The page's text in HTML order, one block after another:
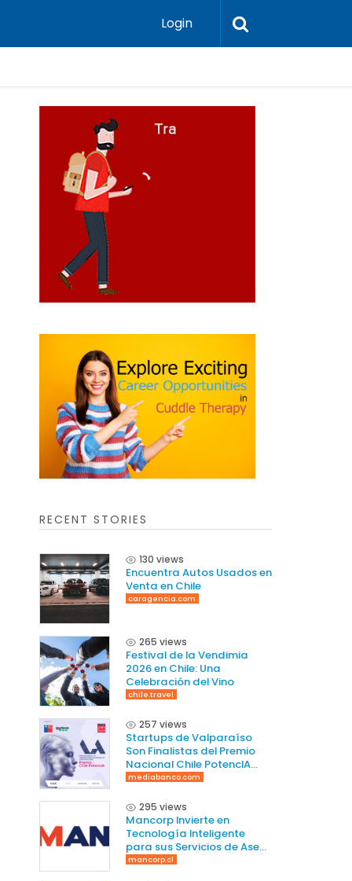
Login
RECENT STORIES
130 views
Encuentra Autos Usados en
Venta en Chile
caragencia.com
265 views
Festival de la Vendimia
2026 en Chile: Una
Celebración del Vino
chile.travel
257 views
Startups de Valparaíso
Son Finalistas del Premio
Nacional Chile PotencIA
2025
mediabanco.com
295 views
Mancorp Invierte en
Tecnología Inteligente
para sus Servicios de Aseo
en Chile
mancorp.cl